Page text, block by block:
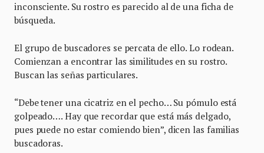
inconsciente. Su rostro es parecido al de una ficha de
búsqueda.
El grupo de buscadores se percata de ello. Lo rodean.
Comienzan a encontrar las similitudes en su rostro.
Buscan las señas particulares.
“Debe tener una cicatriz en el pecho… Su pómulo está
golpeado…. Hay que recordar que está más delgado,
pues puede no estar comiendo bien”, dicen las familias
buscadoras.